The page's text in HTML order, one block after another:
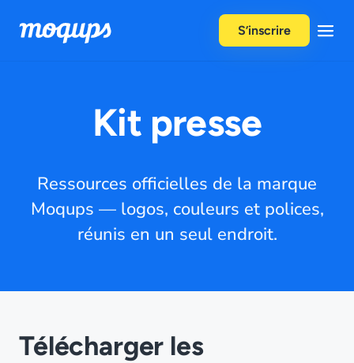
S’inscrire
Kit presse
Ressources officielles de la marque
Moqups — logos, couleurs et polices,
réunis en un seul endroit.
Télécharger les